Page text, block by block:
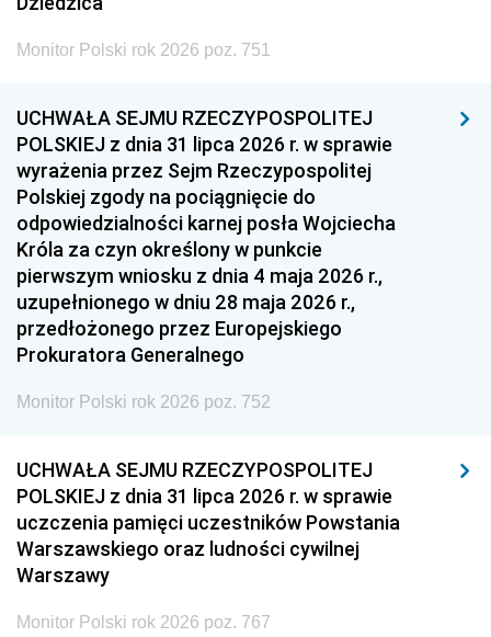
Monitor Polski rok 2026 poz. 751
UCHWAŁA SEJMU RZECZYPOSPOLITEJ
POLSKIEJ z dnia 31 lipca 2026 r. w sprawie
wyrażenia przez Sejm Rzeczypospolitej
Polskiej zgody na pociągnięcie do
odpowiedzialności karnej posła Wojciecha
Króla za czyn określony w punkcie
pierwszym wniosku z dnia 4 maja 2026 r.,
uzupełnionego w dniu 28 maja 2026 r.,
przedłożonego przez Europejskiego
Prokuratora Generalnego
Monitor Polski rok 2026 poz. 752
UCHWAŁA SEJMU RZECZYPOSPOLITEJ
POLSKIEJ z dnia 31 lipca 2026 r. w sprawie
uczczenia pamięci uczestników Powstania
Warszawskiego oraz ludności cywilnej
Warszawy
Monitor Polski rok 2026 poz. 767